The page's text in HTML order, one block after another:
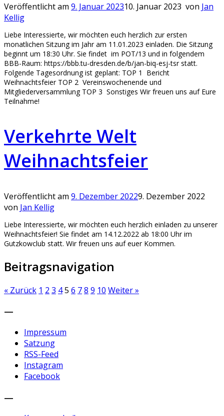
Veröffentlicht am 9. Januar 202310. Januar 2023 von Jan
Kellig
Liebe Interessierte, wir möchten euch herzlich zur ersten
monatlichen Sitzung im Jahr am 11.01.2023 einladen. Die Sitzung
beginnt um 18:30 Uhr. Sie findet im POT/13 und in folgendem
BBB-Raum: https://bbb.tu-dresden.de/b/jan-biq-esj-tsr statt.
Folgende Tagesordnung ist geplant: TOP 1 Bericht
Weihnachtsfeier TOP 2 Vereinswochenende und
Mitgliederversammlung TOP 3 Sonstiges Wir freuen uns auf Eure
Teilnahme!
Verkehrte Welt
Weihnachtsfeier
Veröffentlicht am 9. Dezember 20229. Dezember 2022
von Jan Kellig
Liebe Interessierte, wir möchten euch herzlich einladen zu unserer
Weihnachtsfeier! Sie findet am 14.12.2022 ab 18:00 Uhr im
Gutzkowclub statt. Wir freuen uns auf euer Kommen.
Beitragsnavigation
« Zurück 1 2 3 45 6 78 9 10 Weiter »
—
Impressum
Satzung
RSS-Feed
Instagram
Facebook
—